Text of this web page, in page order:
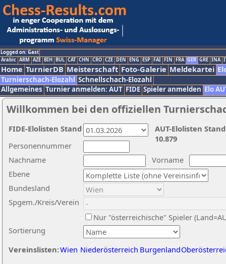
Logged on: Gast
Arabic ARM AZE BIH BUL CAT CHN CRO CZE DEN ENG ESP FAI FIN FRA GER GRE INA
Home TurnierDB Meisterschaft Foto-Galerie Meldekartei
Turnierschach-Elozahl Schnellschach-Elozahl
Allgemeines Turnier anmelden: AUT FIDE Spieler anmelden Elo
Willkommen bei den offiziellen
Nachname
Vorname
Ebene
Sortierung
Personennummer
Bundesland
Spgem./Kreis/Verein
Nur "österreichische" Spieler
Vereinslisten:Wien Niederösterreich Burgenland
AUT-Elolisten
10.879
FIDE-Elolisten Stand